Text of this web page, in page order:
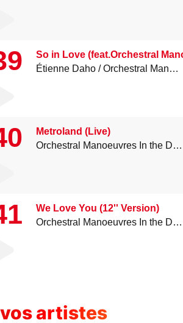
So in Love (feat.Orchestral
Étienne Daho
Orchestral Manoeuvres In the Dark
Metroland (Live)
Orchestral Manoeuvres In the Dark
We Love You (12'' Version)
Orchestral Manoeuvres In the Dark
artistes